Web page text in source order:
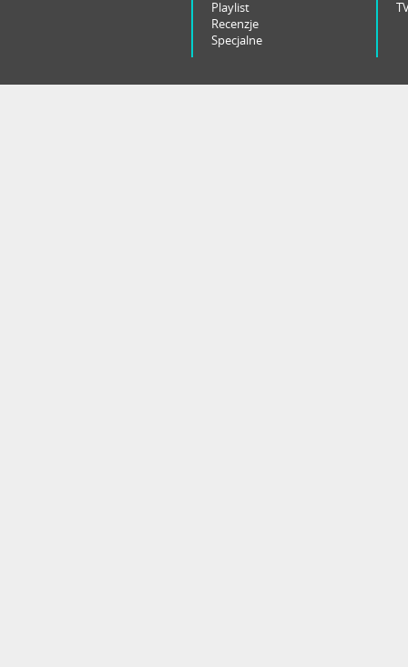
Playlist
Recenzje
Specjalne